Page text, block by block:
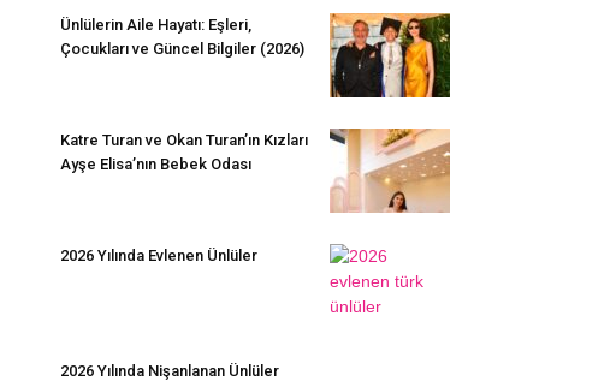
Ünlülerin Aile Hayatı: Eşleri,
Çocukları ve Güncel Bilgiler (2026)
Katre Turan ve Okan Turan’ın Kızları
Ayşe Elisa’nın Bebek Odası
2026 Yılında Evlenen Ünlüler
2026 Yılında Nişanlanan Ünlüler